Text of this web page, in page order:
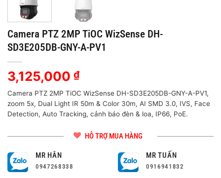
Camera PTZ 2MP TiOC WizSense DH-
SD3E205DB-GNY-A-PV1
3,125,000 ₫
Camera PTZ 2MP TiOC WizSense DH-SD3E205DB-GNY-A-PV1,
zoom 5x, Dual Light IR 50m & Color 30m, AI SMD 3.0, IVS, Face
Detection, Auto Tracking, cảnh báo đèn & loa, IP66, PoE.
HỖ TRỢ MUA HÀNG
MR HÂN
0947268338
MR TUẤN
0916941832